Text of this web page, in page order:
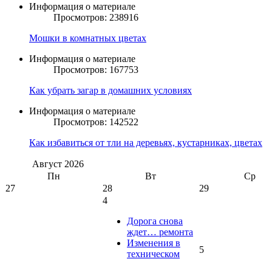
Информация о материале
Просмотров: 238916
Мошки в комнатных цветах
Информация о материале
Просмотров: 167753
Как убрать загар в домашних условиях
Информация о материале
Просмотров: 142522
Как избавиться от тли на деревьях, кустарниках, цветах
Август 2026
Пн
Вт
Ср
27
28
29
4
Дорога снова
ждет… ремонта
Изменения в
техническом
5